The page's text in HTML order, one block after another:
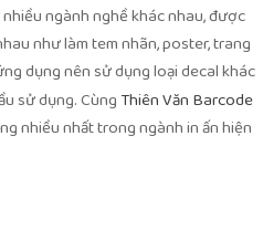
ngành nghề khác nhau, được
như làm tem nhãn, poster, trang
dụng nên sử dụng loại decal khác
sử dụng. Cùng Thiên Văn Barcode
nhiều nhất trong ngành in ấn hiện